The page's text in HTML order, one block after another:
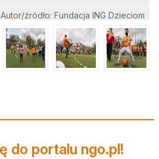
Autor/źródło: Fundacja ING Dzieciom
do portalu ngo.pl!